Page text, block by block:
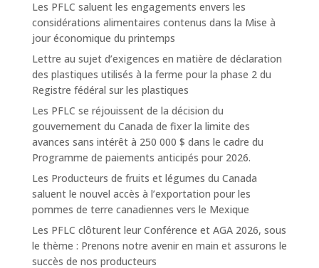
Les PFLC saluent les engagements envers les
considérations alimentaires contenus dans la Mise à
jour économique du printemps
Lettre au sujet d’exigences en matière de déclaration
des plastiques utilisés à la ferme pour la phase 2 du
Registre fédéral sur les plastiques
Les PFLC se réjouissent de la décision du
gouvernement du Canada de fixer la limite des
avances sans intérêt à 250 000 $ dans le cadre du
Programme de paiements anticipés pour 2026.
Les Producteurs de fruits et légumes du Canada
saluent le nouvel accès à l’exportation pour les
pommes de terre canadiennes vers le Mexique
Les PFLC clôturent leur Conférence et AGA 2026, sous
le thème : Prenons notre avenir en main et assurons le
succès de nos producteurs